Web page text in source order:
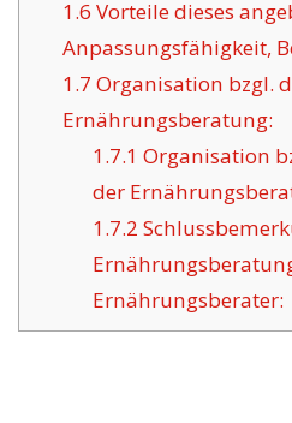
1.6 Vorteile dieses
Anpassungsfähigkeit,
1.7 Organisation bzgl.
Ernährungsberatung:
1.7.1 Organisation
der
1.7.2
Ernährungsberater: